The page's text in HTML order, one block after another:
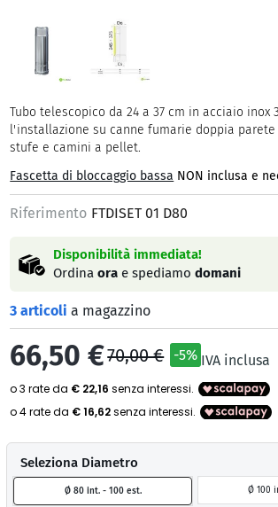
Tubo telescopico da 24 a 37 cm in acciaio inox
l'installazione su canne fumarie doppia parete
stufe e camini a pellet.
Fascetta di bloccaggio bassa NON inclusa e
Riferimento FTDISET 01 D80
Disponibilità immediata!
Ordinaora e spediamodomani
3 articolia magazzino
66,50 €70,00 € -5% IVA inclusa
Seleziona Diametro
Ø 80 int. - 100 est. Ø 100